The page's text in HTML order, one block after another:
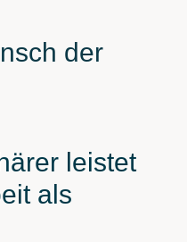
der
leistet
als